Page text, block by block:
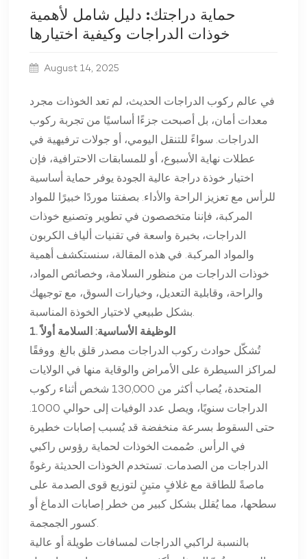
حماية دراجتك: دليل شامل لأهمية
خوذات الدراجات وكيفية اختيارها
August 14, 2025
في عالم ركوب الدراجات الحديث، لم تعد الخوذات مجرد
معدات أمان، بل أصبحت جزءًا أساسيًا من تجربة ركوب
الدراجات. سواءً للتنقل اليومي، أو جولات ترفيهية في
عطلات نهاية الأسبوع، أو للمسابقات الاحترافية، فإن
اختيار خوذة دراجة عالية الجودة يوفر حماية أساسية
للرأس مع تعزيز الراحة والأداء. بصفتنا موردًا خبيرًا للمواد
المركبة، فإننا متخصصون في تطوير وتصنيع خوذات
الدراجات، بخبرة واسعة في تقنيات ألياف الكربون
والمواد المركبة. في هذه المقالة، سنستكشف أهمية
خوذات الدراجات من منظور السلامة، وخصائص المواد،
والراحة، وقابلية التعديل، وخيارات السوق، مع توجيهك
بشكل طبيعي لاختيار الخوذة المناسبة.
1. الوظيفة الأساسية: السلامة أولاً
تُشكّل حوادث ركوب الدراجات مصدر قلق بالغ. ووفقًا
لمراكز السيطرة على الأمراض والوقاية منها في الولايات
المتحدة، يُصاب أكثر من 130,000 شخص أثناء ركوب
الدراجات سنويًا، ويصل عدد الوفيات إلى حوالي 1000.
حتى السقوط بسرعة منخفضة قد يُسبب إصابات خطيرة
في الرأس. صُممت الخوذات لحماية رؤوس راكبي
الدراجات من الصدمات. تستخدم الخوذات الحديثة رغوةً
ماصةً للطاقة مع غلافٍ متينٍ لتوزيع قوى الصدمة على
سطحها، مما يُقلل بشكل كبير من خطر إصابات الدماغ أو
كسور الجمجمة.
بالنسبة لراكبي الدراجات لمسافات طويلة أو عالية